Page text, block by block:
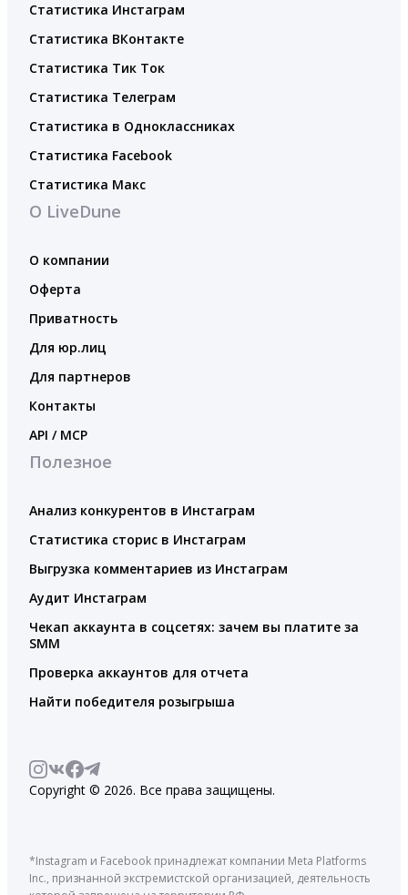
Статистика Инстаграм
Статистика ВКонтакте
Статистика Тик Ток
Статистика Телеграм
Статистика в Одноклассниках
Статистика Facebook
Статистика Макс
О LiveDune
О компании
Оферта
Приватность
Для юр.лиц
Для партнеров
Контакты
API / MCP
Полезное
Анализ конкурентов в Инстаграм
Статистика сторис в Инстаграм
Выгрузка комментариев из Инстаграм
Аудит Инстаграм
Чекап аккаунта в соцсетях: зачем вы платите за
SMM
Проверка аккаунтов для отчета
Найти победителя розыгрыша
Copyright © 2026. Все права защищены.
*Instagram и Facebook принадлежат компании Meta Platforms
Inc., признанной экстремистской организацией, деятельность